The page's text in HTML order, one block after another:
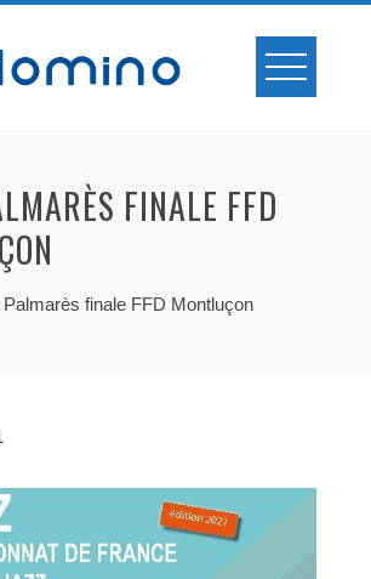
FINALE FFD
finale FFD Montluçon